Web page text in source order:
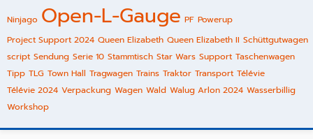
Ninjago Open-L-Gauge PF Powerup
Project Support 2024 Queen Elizabeth Queen Elizabeth II Schüttgutwagen
script Sendung Serie 10 Stammtisch Star Wars Support Taschenwagen
Tipp TLG Town Hall Tragwagen Trains Traktor Transport Télévie
Télévie 2024 Verpackung Wagen Wald Walug Arlon 2024 Wasserbillig
Workshop